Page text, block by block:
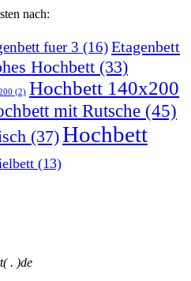
nach:
fuer 3 (16)Etagenbett
Hochbett (33)
(2) Hochbett 140x200
mit Rutsche (45)
(37)Hochbett
(13)
. )de